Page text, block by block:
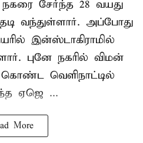
நகரை சேர்ந்த 28 வயது
வந்துள்ளார். அப்போது
இன்ஸ்டாகிராமில்
புனே நகரில் விமன்
வெளிநாட்டில்
ஏஜெ ...
More